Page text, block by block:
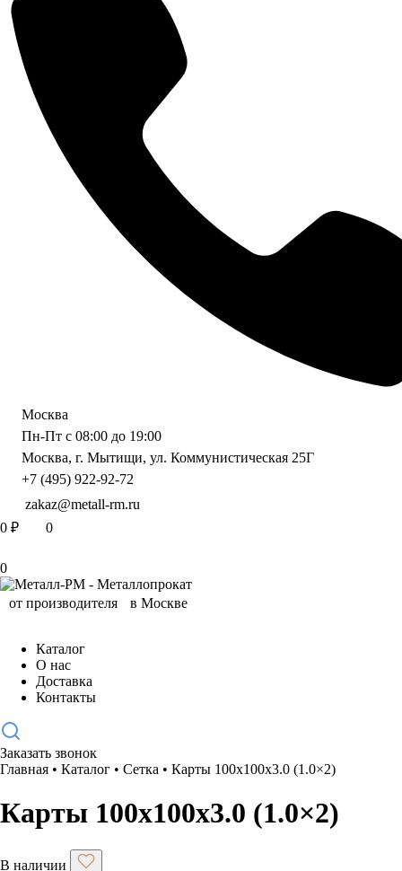
Москва
Пн-Пт с 08:00 до 19:00
Москва, г. Мытищи, ул. Коммунистическая 25Г
+7 (495) 922-92-72
zakaz@metall-rm.ru
0 ₽ 0
0
Каталог
О нас
Доставка
Контакты
Заказать звонок
Главная • Каталог • Сетка • Карты 100x100x3.0 (1.0×2)
Карты 100x100x3.0 (1.0×2)
В наличии